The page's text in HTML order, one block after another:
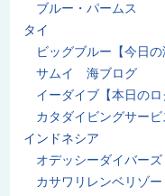
ブルー・パームス
タイ
ビッグブルー【今日の
サムイ 海ブログ
イーダイブ【本日のロ
カタダイビングサービ
インドネシア
オデッシーダイバーズ
カサワリレンベリゾー